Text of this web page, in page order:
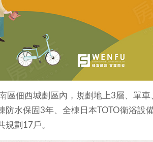
區佃西城劃區內，規劃地上3層、單
防水保固3年、全棟日本TOTO衛浴設
規劃17戶。